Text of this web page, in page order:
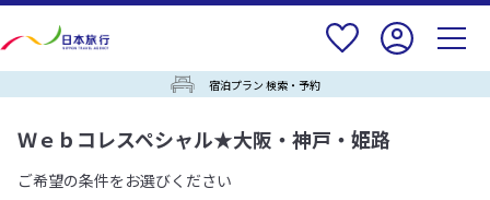
宿泊プラン 検索・予約
Ｗｅｂコレスペシャル★大阪・神戸・姫路
ご希望の条件をお選びください